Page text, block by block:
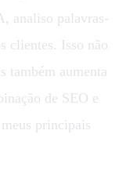
analiso palavras-
clientes. Isso não
também aumenta
de SEO e
principais